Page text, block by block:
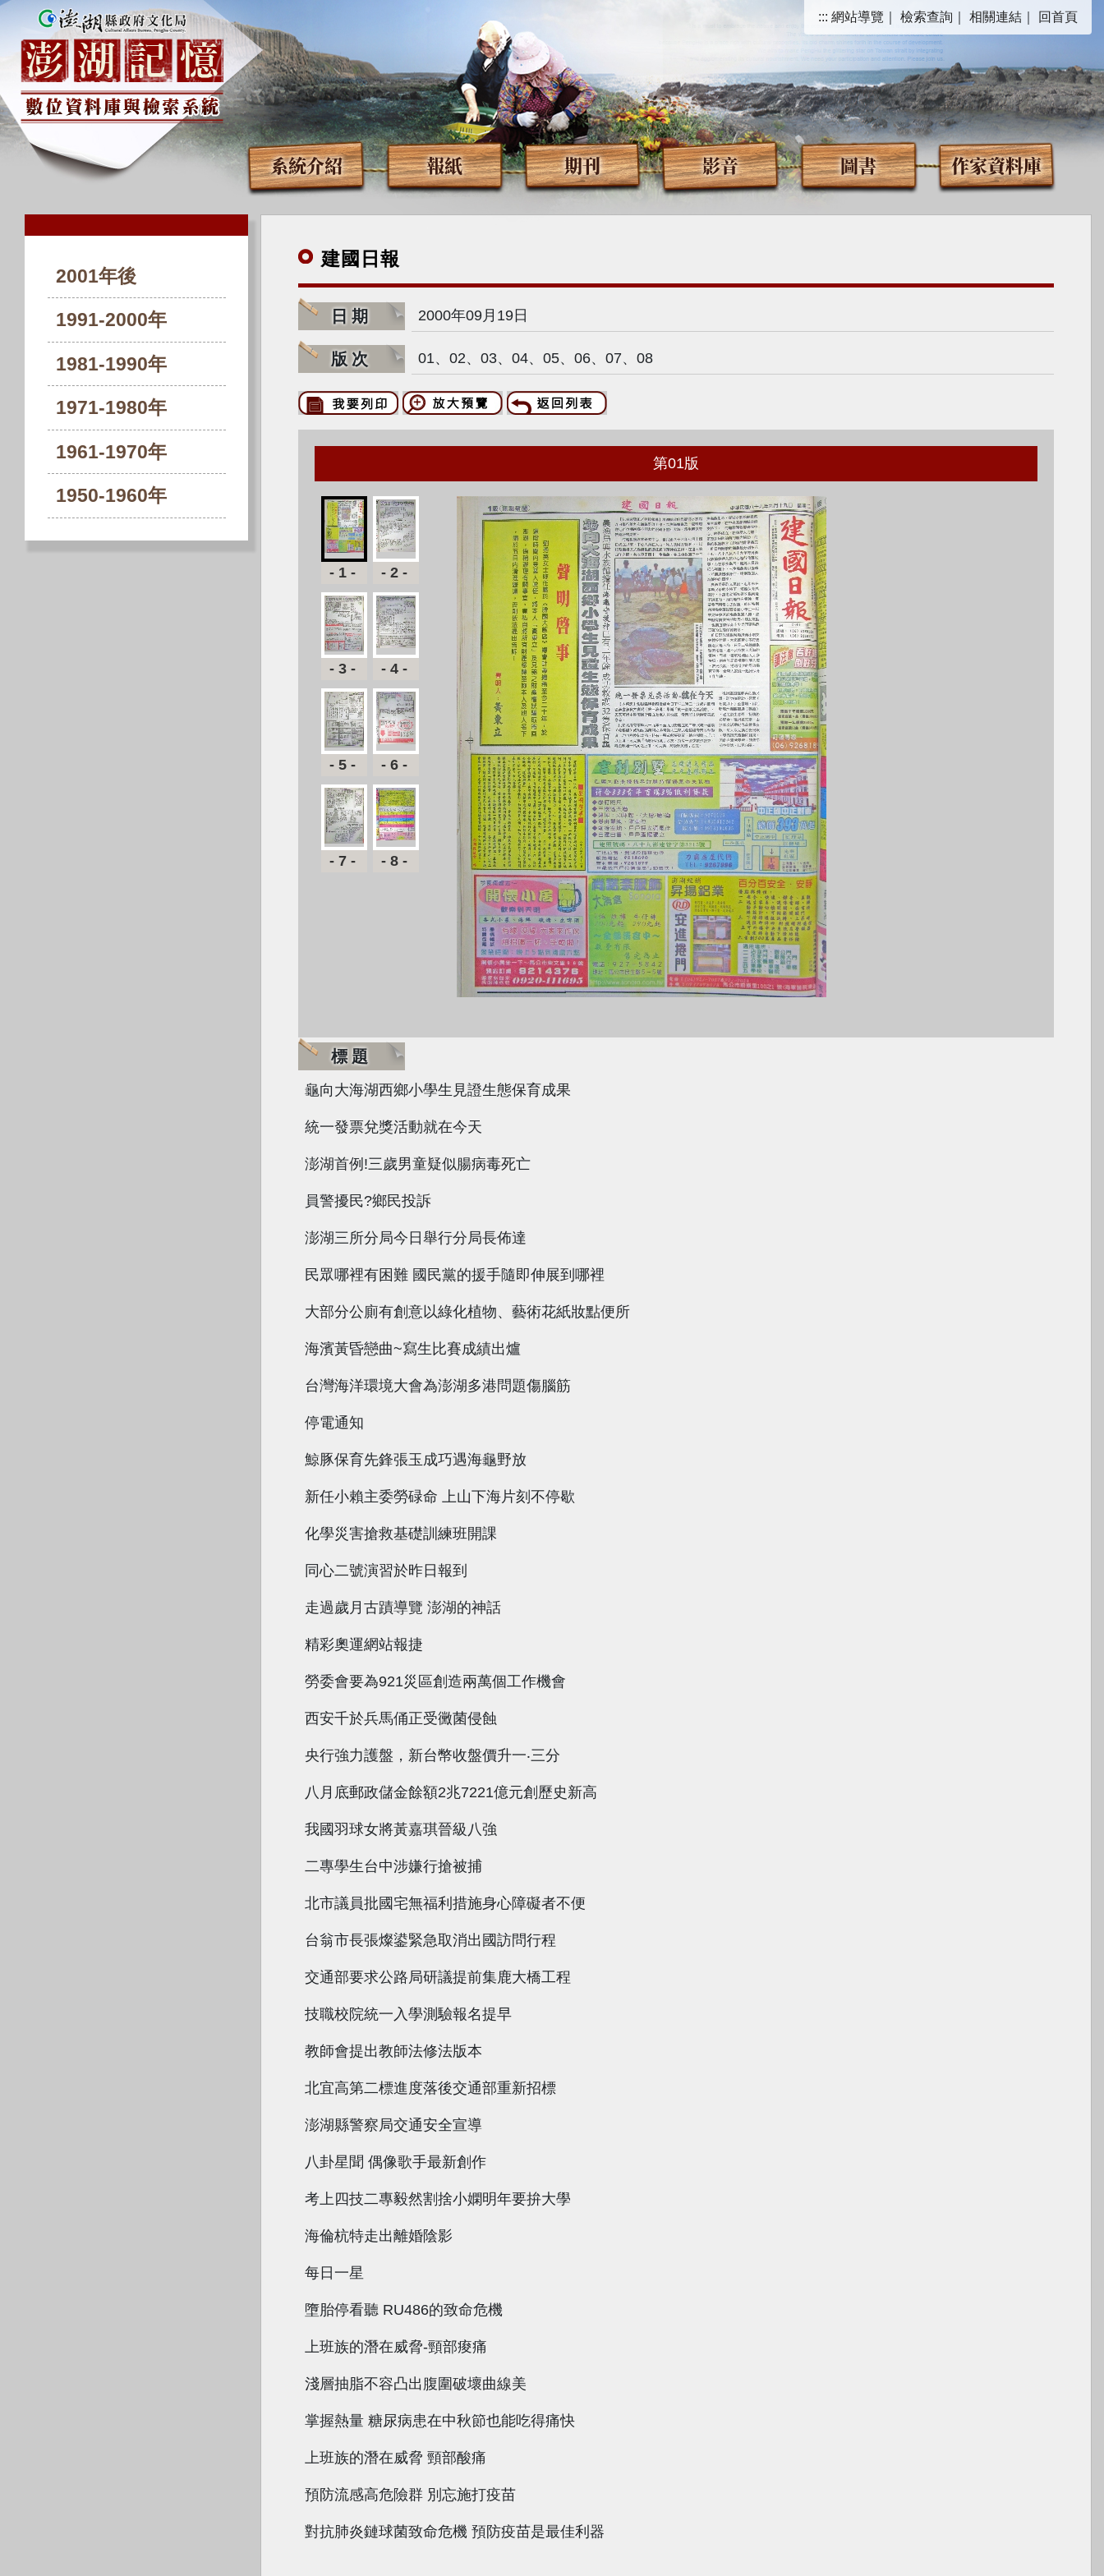
::: 網站導覽 檢索查詢 相關連結 回首頁
系統介紹 報紙 期刊 影音 圖書 作家資料庫
2001年後
1991-2000年
1981-1990年
1971-1980年
1961-1970年
1950-1960年
建國 日報
日期 2000年09月19日
版次 01、02、03、04、05、06、07、08
第01版
-1- -2-
-3- -4-
-5- -6-
-7- -8-
標題
龜向大海湖西鄉小學生見證生態保育成果
統一發票兌獎活動就在今天
澎湖首例!三歲男童疑似腸病毒死亡
員警擾民?鄉民投訴
澎湖三所分局今日舉行分局長佈達
民眾哪裡有困難 國民黨的援手隨即伸展到哪裡
大部分公廁有創意以綠化植物、藝術花紙妝點便所
海濱黃昏戀曲~寫生比賽成績出爐
台灣海洋環境大會為澎湖多港問題傷腦筋
停電通知
鯨豚保育先鋒張玉成巧遇海龜野放
新任小賴主委勞碌命 上山下海片刻不停歇
化學災害搶救基礎訓練班開課
同心二號演習於昨日報到
走過歲月古蹟導覽 澎湖的神話
精彩奧運網站報捷
勞委會要為921災區創造兩萬個工作機會
西安千於兵馬俑正受黴菌侵蝕
央行強力護盤，新台幣收盤價升一‧三分
八月底郵政儲金餘額2兆7221億元創歷史新高
我國羽球女將黃嘉琪晉級八強
二專學生台中涉嫌行搶被捕
北市議員批國宅無福利措施身心障礙者不便
台翁市長張燦鍙緊急取消出國訪問行程
交通部要求公路局研議提前集鹿大橋工程
技職校院統一入學測驗報名提早
教師會提出教師法修法版本
北宜高第二標進度落後交通部重新招標
澎湖縣警察局交通安全宣導
八卦星聞 偶像歌手最新創作
考上四技二專毅然割捨小嫻明年要拚大學
海倫杭特走出離婚陰影
每日一星
墮胎停看聽 RU486的致命危機
上班族的潛在威脅-頸部痠痛
淺層抽脂不容凸出腹圍破壞曲線美
掌握熱量 糖尿病患在中秋節也能吃得痛快
上班族的潛在威脅 頸部酸痛
預防流感高危險群 別忘施打疫苗
對抗肺炎鏈球菌致命危機 預防疫苗是最佳利器